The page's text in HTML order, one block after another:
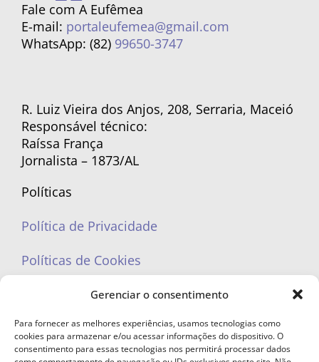
Gerenciar o consentimento
Para fornecer as melhores experiências, usamos tecnologias como
cookies para armazenar e/ou acessar informações do dispositivo. O
consentimento para essas tecnologias nos permitirá processar dados
Fale com A Eufêmea
E-mail: portaleufemea@gmail.com
WhatsApp: (82) 99650-3747
R. Luiz Vieira dos Anjos, 208, Serraria, Maceió
Responsável técnico:
Raíssa França
Jornalista – 1873/AL
Políticas
Política de Privacidade
Políticas de Cookies
portaleufemea@gmail.com